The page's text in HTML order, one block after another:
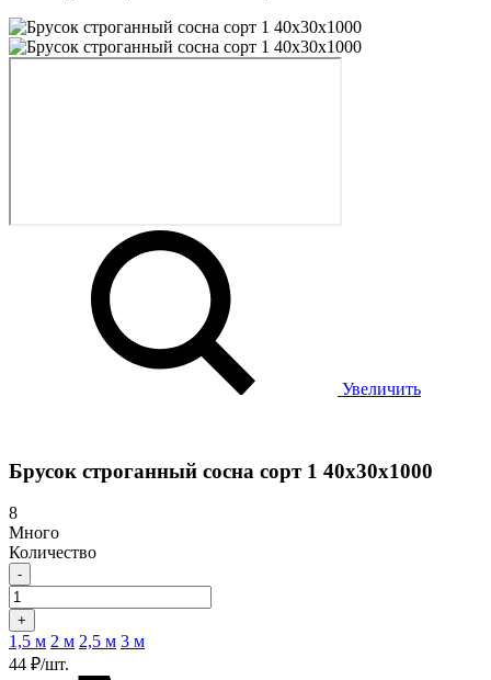
Увеличить
Брусок строганный сосна сорт 1 40х30х1000
8
Много
Количество
-
+
1,5 м 2 м 2,5 м 3 м
44 ₽/шт.